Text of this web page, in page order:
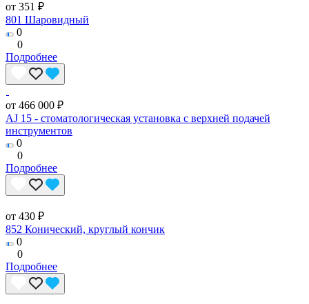
от 351 ₽
801 Шаровидный
0
0
Подробнее
от 466 000 ₽
AJ 15 - стоматологическая установка с верхней подачей
инструментов
0
0
Подробнее
от 430 ₽
852 Конический, круглый кончик
0
0
Подробнее